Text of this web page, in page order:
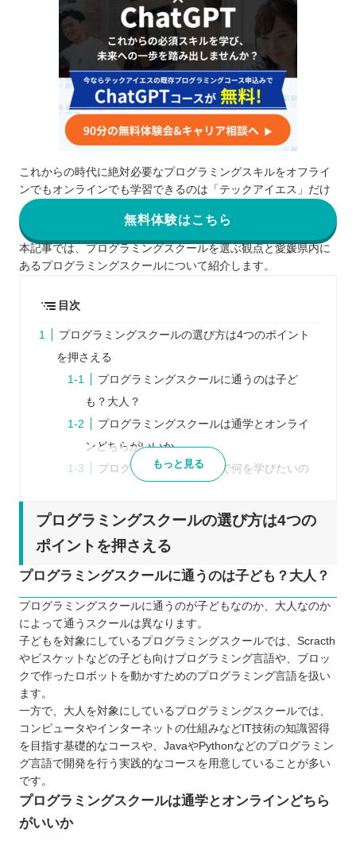
これからの時代に絶対必要なプログラミングスキルをオフライ
ンでもオンラインでも学習できるのは「テックアイエス」だけ
無料体験はこちら
本記事では、プログラミングスクールを選ぶ観点と愛媛県内に
あるプログラミングスクールについて紹介します。
目次
プログラミングスクールの選び方は4つのポイント
を押さえる
プログラミングスクールに通うのは子ど
も？大人？
プログラミングスクールは通学とオンライ
ンどちらがいいか
プログラミングスクールで何を学びたいの
レッスン回数、時間は自分にあっているか
愛媛県の大人向けプログラミングスクール3選
テックアイエス（
Winスクール （https://www.winschool.jp/）
パソコン教室アビバ
（https://www.aviva.co.jp/）
愛媛県内の子ども向けプログラミングスクール3選
Swimmy （https://www.sai.co.jp/swimmy/）
ミライエプロジェクト
（https://www.miraie.click/）
愛媛のプログラミングスクールから自分に合ったと
もっと見る
プログラミングスクールの選び方は4つの
ポイントを押さえる
プログラミングスクールに通うのは子ども？大人？
プログラミングスクールに通うのが子どもなのか、大人なのか
によって通うスクールは異なります。
子どもを対象にしているプログラミングスクールでは、Scracth
やビスケットなどの子ども向けプログラミング言語や、ブロッ
クで作ったロボットを動かすためのプログラミング言語を扱い
ます。
一方で、大人を対象にしているプログラミングスクールでは、
コンピュータやインターネットの仕組みなどIT技術の知識習得
を目指す基礎的なコースや、JavaやPythonなどのプログラミン
グ言語で開発を行う実践的なコースを用意していることが多い
です。
プログラミングスクールは通学とオンラインどちら
がいいか